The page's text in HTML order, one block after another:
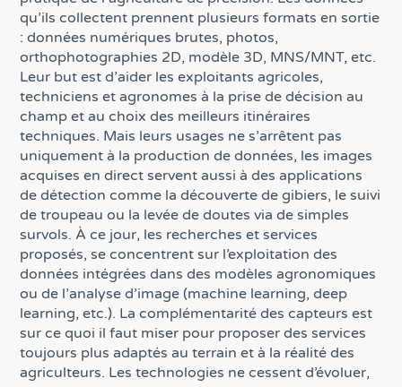
qu’ils collectent prennent plusieurs formats en sortie
: données numériques brutes, photos,
orthophotographies 2D, modèle 3D, MNS/MNT, etc.
Leur but est d’aider les exploitants agricoles,
techniciens et agronomes à la prise de décision au
champ et au choix des meilleurs itinéraires
techniques. Mais leurs usages ne s’arrêtent pas
uniquement à la production de données, les images
acquises en direct servent aussi à des applications
de détection comme la découverte de gibiers, le suivi
de troupeau ou la levée de doutes via de simples
survols. À ce jour, les recherches et services
proposés, se concentrent sur l’exploitation des
données intégrées dans des modèles agronomiques
ou de l’analyse d’image (machine learning, deep
learning, etc.). La complémentarité des capteurs est
sur ce quoi il faut miser pour proposer des services
toujours plus adaptés au terrain et à la réalité des
agriculteurs. Les technologies ne cessent d’évoluer,